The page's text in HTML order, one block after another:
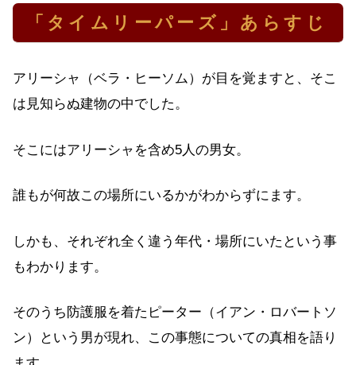
「タイムリーパーズ」あらすじ
アリーシャ（ベラ・ヒーソム）が目を覚ますと、そこ
は見知らぬ建物の中でした。
そこにはアリーシャを含め5人の男女。
誰もが何故この場所にいるかがわからずにます。
しかも、それぞれ全く違う年代・場所にいたという事
もわかります。
そのうち防護服を着たピーター（イアン・ロバートソ
ン）という男が現れ、この事態についての真相を語り